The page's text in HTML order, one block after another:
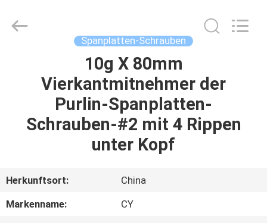
PRODUKTE
FABRIK-
Co,LTD.
Spanplatten-Schrauben
10g X 80mm
Vierkantmitnehmer der
Purlin-Spanplatten-
Schrauben-#2 mit 4 Rippen
unter Kopf
Herkunftsort:
China
Markenname:
CY